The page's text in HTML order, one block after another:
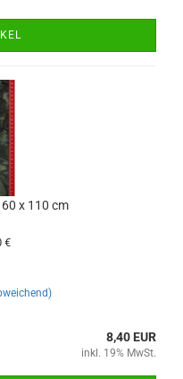
x 110 cm
€
8,40 EUR
inkl. 19% MwSt.